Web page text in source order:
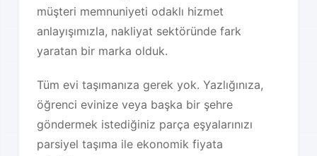
müşteri memnuniyeti odaklı hizmet
anlayışımızla, nakliyat sektöründe fark
yaratan bir marka olduk.
Tüm evi taşımanıza gerek yok. Yazlığınıza,
öğrenci evinize veya başka bir şehre
göndermek istediğiniz parça eşyalarınızı
parsiyel taşıma ile ekonomik fiyata